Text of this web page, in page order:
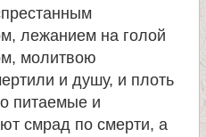
лежанием на голой
молитвою
и душу, и плоть
питаемые и
смрад по смерти, а